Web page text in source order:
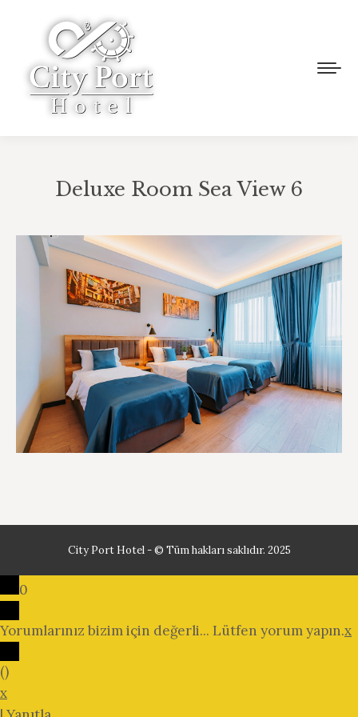
Deluxe Room Sea View 6
City Port Hotel - © Tüm hakları saklıdır. 2025
0
Yorumlarınız bizim için değerli... Lütfen yorum yapın.x
()
x